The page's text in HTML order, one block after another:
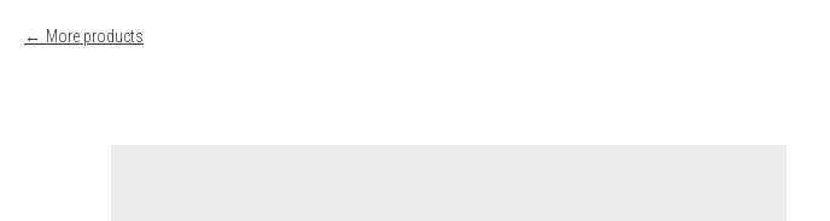
More products